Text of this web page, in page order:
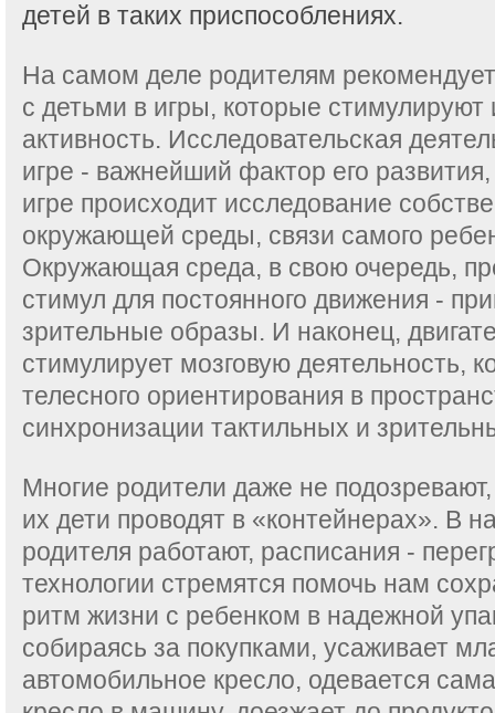
детей в таких приспособлениях.
На самом деле родителям
с детьми в игры, которые стимулируют
активность. Исследовательская
игре - важнейший фактор его
игре происходит исследование
окружающей среды, связи самого
Окружающая среда, в свою очередь,
стимул для постоянного движения -
зрительные образы. И наконец,
стимулирует мозговую деятельность,
телесного ориентирования в
синхронизации тактильных и
Многие родители даже не
их дети проводят в «контейнерах». В
родителя работают, расписания -
технологии стремятся помочь нам
ритм жизни с ребенком в надежной
собираясь за покупками, усаживает
автомобильное кресло, одевается